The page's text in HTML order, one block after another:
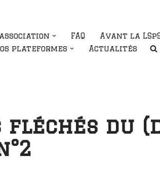
FAQ Avant la
plateformes
Actualités
fléchés du